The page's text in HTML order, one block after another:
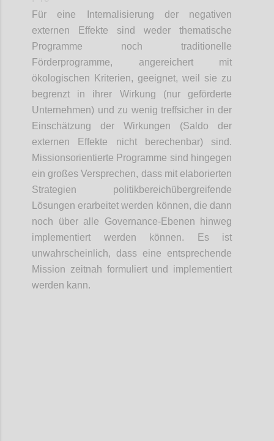
Für eine Internalisierung der negativen
externen Effekte sind weder thematische
Programme noch traditionelle
Förderprogramme, angereichert mit
ökologischen Kriterien, geeignet, weil sie zu
begrenzt in ihrer Wirkung (nur geförderte
Unternehmen) und zu wenig treffsicher in der
Einschätzung der Wirkungen (Saldo der
externen Effekte nicht berechenbar) sind.
Missionsorientierte Programme sind hingegen
ein großes Versprechen, dass mit elaborierten
Strategien politikbereichübergreifende
Lösungen erarbeitet werden können, die dann
noch über alle Governance-Ebenen hinweg
implementiert werden können. Es ist
unwahrscheinlich, dass eine entsprechende
Mission zeitnah formuliert und
implementiert
werden kann.